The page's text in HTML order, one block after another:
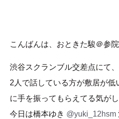
こんばんは、おときた駿＠参
渋谷スクランブル交差点にて
2人で話している方が敷居が低
に手を振ってもらえてる気が
今日は橋本ゆき @yuki_12hsm